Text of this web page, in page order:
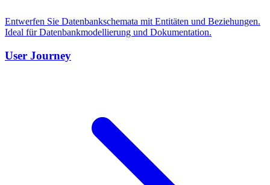
Entwerfen Sie Datenbankschemata mit Entitäten und Beziehungen.
Ideal für Datenbankmodellierung und Dokumentation.
User Journey